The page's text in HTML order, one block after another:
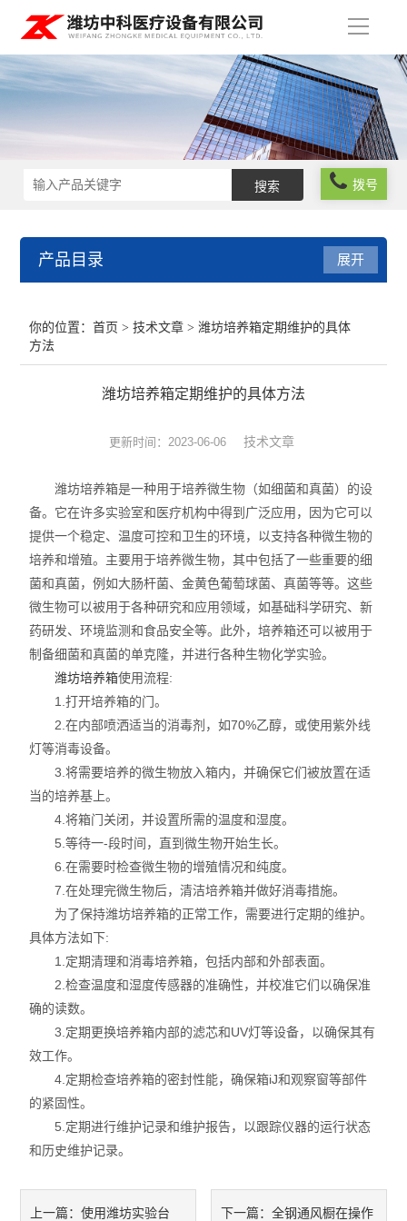
导
拨号
产品目录
玻璃仪器
实验耗材
实验台
标准品
化工原料
展开
你的位置：首页 >技术文章 > 潍坊培养箱定期维护的具体
方法
潍坊培养箱定期维护的具体方法
更新时间：2023-06-06 技术文章
潍坊培养箱是一种用于培养微生物（如细菌和真菌）的设
备。它在许多实验室和医疗机构中得到广泛应用，因为它可以
提供一个稳定、温度可控和卫生的环境，以支持各种微生物的
培养和增殖。主要用于培养微生物，其中包括了一些重要的细
菌和真菌，例如大肠杆菌、金黄色葡萄球菌、真菌等等。这些
微生物可以被用于各种研究和应用领域，如基础科学研究、新
药研发、环境监测和食品安全等。此外，培养箱还可以被用于
制备细菌和真菌的单克隆，并进行各种生物化学实验。
潍坊培养箱使用流程:
1.打开培养箱的门。
2.在内部喷洒适当的消毒剂，如70%乙醇，或使用紫外线
灯等消毒设备。
3.将需要培养的微生物放入箱内，并确保它们被放置在适
当的培养基上。
4.将箱门关闭，并设置所需的温度和湿度。
5.等待一-段时间，直到微生物开始生长。
6.在需要时检查微生物的增殖情况和纯度。
7.在处理完微生物后，清洁培养箱并做好消毒措施。
为了保持潍坊培养箱的正常工作，需要进行定期的维护。
具体方法如下:
1.定期清理和消毒培养箱，包括内部和外部表面。
2.检查温度和湿度传感器的准确性，并校准它们以确保准
确的读数。
3.定期更换培养箱内部的滤芯和UV灯等设备，以确保其有
效工作。
4.定期检查培养箱的密封性能，确保箱iJ和观察窗等部件
的紧固性。
5.定期进行维护记录和维护报告，以跟踪仪器的运行状态
和历史维护记录。
上一篇：使用潍坊实验台 下一篇： 全钢通风橱在操作